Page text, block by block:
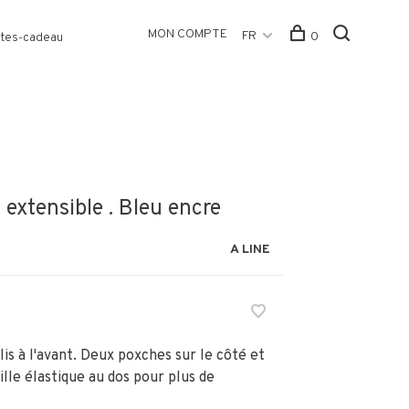
cadeau MON COMPTE FR 0
. Bleu encre
A LINE
à l'avant. Deux poxches sur le côté et
élastique au dos pour plus de